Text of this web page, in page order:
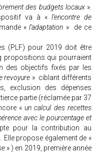
des budgets locaux ».
va à «l’encontre de
« l’adaptation » de ce
(PLF) pour 2019 doit être
propositions qui pourraient
des objectifs fixés par les
revoyure » ciblant différents
exclusion des dépenses
partie (réclamée par 37
«un calcul des recettes
avec le pourcentage et
pour la contribution au
propose également de «
» ) en 2019, première année